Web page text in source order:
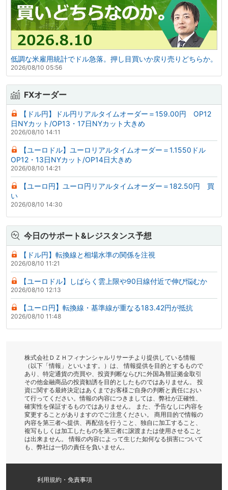
低調な米雇用統計でドル急落。押し目買いか戻り売りどちらか。
2026/08/10 05:56
FXオーダー
【ドル円】ドル円リアルタイムオーダー＝159.00円 OP12
日NYカット/OP13・17日NYカット大きめ
2026/08/10 14:11
【ユーロドル】ユーロリアルタイムオーダー＝1.1550ドル
OP12・13日NYカット/OP14日大きめ
2026/08/10 14:21
【ユーロ円】ユーロ円リアルタイムオーダー＝182.50円 買
い
2026/08/10 14:30
今日のサポート&レジスタンス予想
【ドル円】転換線と相場水準の関係を注視
2026/08/10 11:21
【ユーロドル】しばらく雲上限や90日線付近で伸び悩むか
2026/08/10 12:13
【ユーロ円】転換線・基準線が重なる183.42円が抵抗
2026/08/10 11:48
株式会社ＤＺＨフィナンシャルリサーチより提供している情報
（以下「情報」といいます。）は、 情報提供を目的とするもので
あり、特定通貨の売買や、投資判断ならびに外国為替証拠金取引
その他金融商品の投資勧誘を目的としたものではありません。 投
資に関する最終決定はあくまでお客様ご自身の判断と責任におい
て行ってください。情報の内容につきましては、弊社が正確性、
確実性を保証するものではありません。 また、予告なしに内容を
変更することがありますのでご注意ください。 商用目的で情報の
内容を第三者へ提供、再配信を行うこと、独自に加工すること、
複写もしくは加工したものを第三者に譲渡または使用させること
は出来ません。 情報の内容によって生じた如何なる損害について
も、弊社は一切の責任を負いません。
利用規約・免責事項